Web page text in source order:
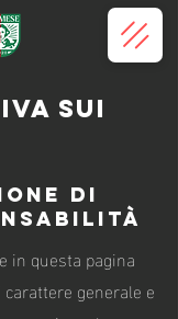
sui
di
in questa pagina
generale e